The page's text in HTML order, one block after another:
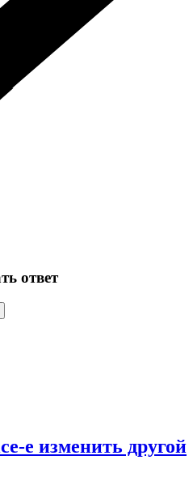
ответ
е изменить другой